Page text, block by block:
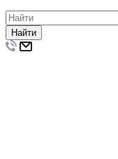
Найти